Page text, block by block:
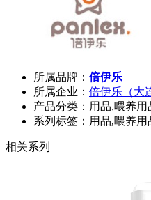
所属品牌： 倍伊乐
所属企业： 倍伊乐（大
产品分类：用品,喂养用
系列标签：用品,喂养用
相关系列